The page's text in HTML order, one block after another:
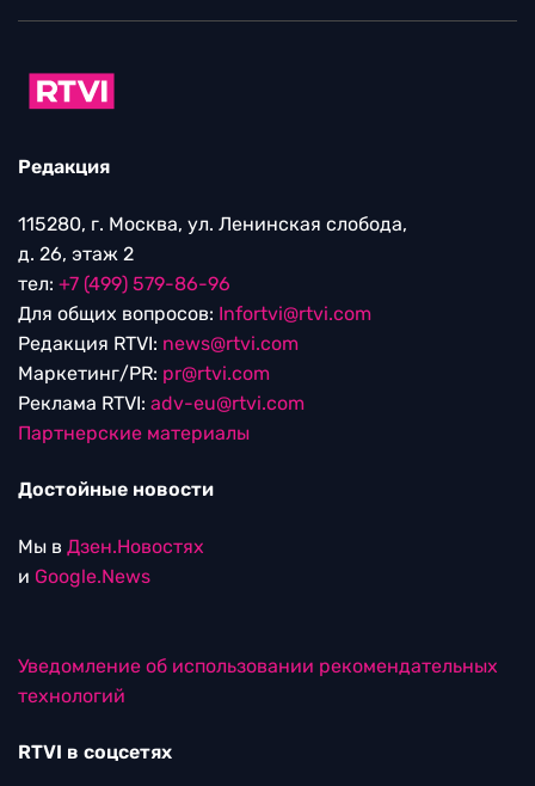
Редакция
115280, г. Москва, ул. Ленинская слобода,
д. 26, этаж 2
тел: +7 (499) 579-86-96
Для общих вопросов: Infortvi@rtvi.com
Редакция RTVI: news@rtvi.com
Маркетинг/PR: pr@rtvi.com
Реклама RTVI: adv-eu@rtvi.com
Партнерские материалы
Достойные новости
Мы в Дзен.Новостях
и Google.News
Уведомление об использовании рекомендательных
технологий
RTVI в соцсетях